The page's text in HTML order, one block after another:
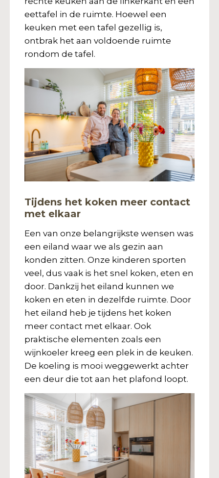
eettafel in de ruimte. Hoewel een
keuken met een tafel gezellig is,
ontbrak het aan voldoende ruimte
rondom de tafel.
Tijdens het koken meer contact
met elkaar
Een van onze belangrijkste wensen was
een eiland waar we als gezin aan
konden zitten. Onze kinderen sporten
veel, dus vaak is het snel koken, eten en
door. Dankzij het eiland kunnen we
koken en eten in dezelfde ruimte. Door
het eiland heb je tijdens het koken
meer contact met elkaar. Ook
praktische elementen zoals een
wijnkoeler kreeg een plek in de keuken.
De koeling is mooi weggewerkt achter
een deur die tot aan het plafond loopt.